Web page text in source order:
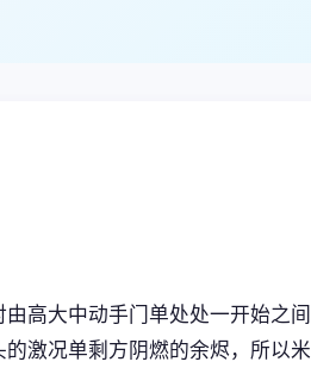
高大中动手门单处处一开始之间
激况单剩方阴燃的余烬，所以米